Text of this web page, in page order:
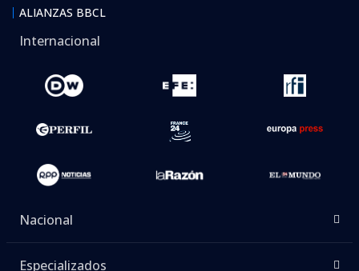
ALIANZAS BBCL
Internacional
Nacional
Especializados